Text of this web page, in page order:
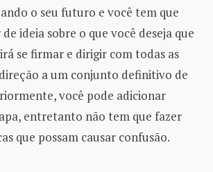
o seu futuro e você tem que
ideia sobre o que você deseja que
se firmar e dirigir com todas as
a um conjunto definitivo de
você pode adicionar
entretanto não tem que fazer
que possam causar confusão.